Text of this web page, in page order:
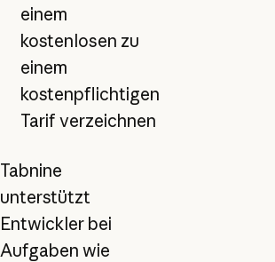
einem
kostenlosen zu
einem
kostenpflichtigen
Tarif verzeichnen
Tabnine
unterstützt
Entwickler bei
Aufgaben wie